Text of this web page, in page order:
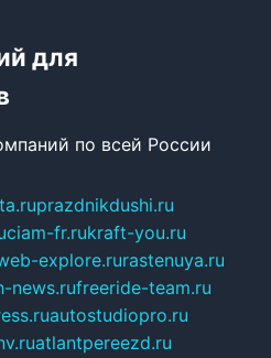
для
по всей России
prazdnikdushi.ru
ciam-fr.rukraft-you.ru
explore.rurastenuya.ru
news.rufreeride-team.ru
autostudiopro.ru
atlantpereezd.ru